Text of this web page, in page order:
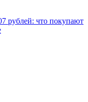
рублей: что покупают